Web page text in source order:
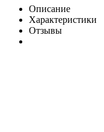
Описание
Характеристики
Отзывы